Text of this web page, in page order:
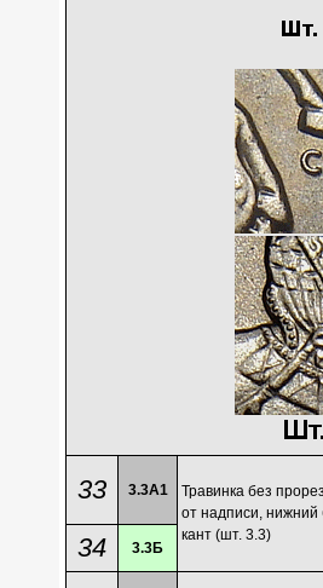
33 3.3А1
Травинка без
от надписи, нижний
кант (шт. 3.3)
34 3.3Б